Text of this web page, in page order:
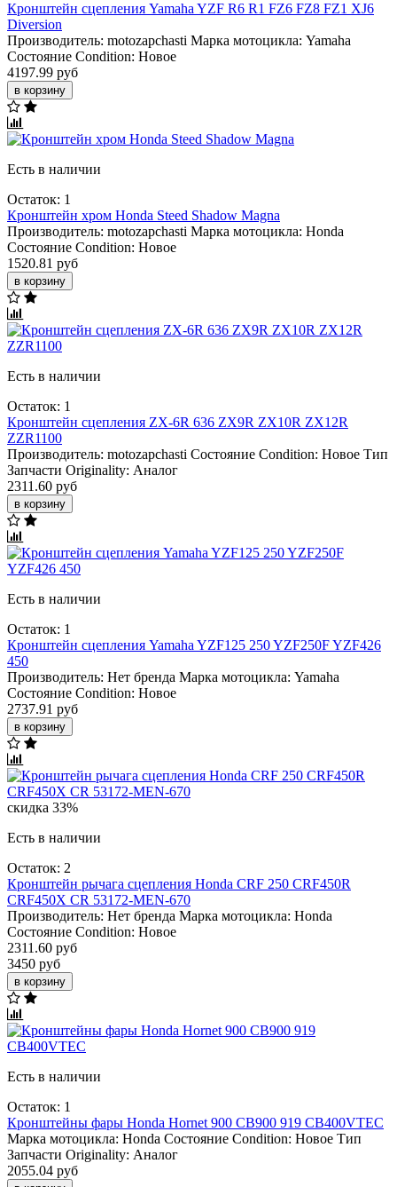
Кронштейн сцепления Yamaha YZF R6 R1 FZ6 FZ8 FZ1 XJ6
Diversion
Производитель: motozapchasti Марка мотоцикла: Yamaha
Состояние Condition: Новое
4197.99 руб
в корзину
Есть в наличии
Остаток: 1
Кронштейн хром Honda Steed Shadow Magna
Производитель: motozapchasti Марка мотоцикла: Honda
Состояние Condition: Новое
1520.81 руб
в корзину
Есть в наличии
Остаток: 1
Кронштейн сцепления ZX-6R 636 ZX9R ZX10R ZX12R
ZZR1100
Производитель: motozapchasti Состояние Condition: Новое Тип
Запчасти Originality: Аналог
2311.60 руб
в корзину
Есть в наличии
Остаток: 1
Кронштейн сцепления Yamaha YZF125 250 YZF250F YZF426
450
Производитель: Нет бренда Марка мотоцикла: Yamaha
Состояние Condition: Новое
2737.91 руб
в корзину
скидка 33%
Есть в наличии
Остаток: 2
Кронштейн рычага сцепления Honda CRF 250 CRF450R
CRF450X CR 53172-MEN-670
Производитель: Нет бренда Марка мотоцикла: Honda
Состояние Condition: Новое
2311.60 руб
3450 руб
в корзину
Есть в наличии
Остаток: 1
Кронштейны фары Honda Hornet 900 CB900 919 CB400VTEC
Марка мотоцикла: Honda Состояние Condition: Новое Тип
Запчасти Originality: Аналог
2055.04 руб